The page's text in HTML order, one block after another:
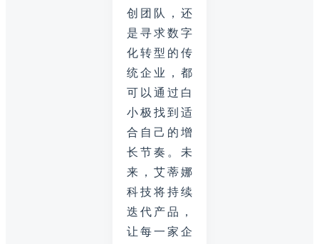
创团队，还
是寻求数字
化转型的传
统企业，都
可以通过白
小极找到适
合自己的增
长节奏。未
来，艾蒂娜
科技将持续
迭代产品，
让每一家企